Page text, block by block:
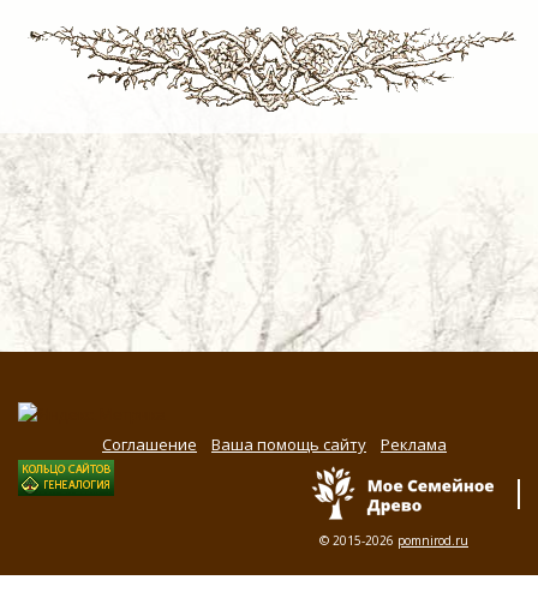
Соглашение Ваша помощь сайту Реклама
© 2015-2026 pomnirod.ru